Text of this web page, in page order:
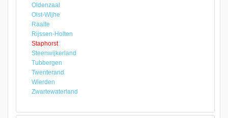
Oldenzaal
Olst-Wijhe
Raalte
Rijssen-Holten
Staphorst
Steenwijkerland
Tubbergen
Twenterand
Wierden
Zwartewaterland